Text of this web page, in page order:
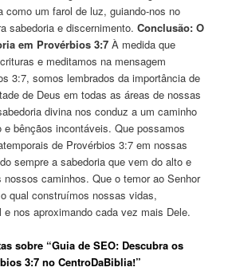
como um farol de luz, guiando-nos no
sabedoria e discernimento.Conclusão: O
em Provérbios 3:7 À medida que
e meditamos na mensagem
3:7, somos lembrados da importância de
de Deus em todas as áreas de nossas
divina nos conduz a um caminho
e bênçãos incontáveis. Que possamos
de Provérbios 3:7 em nossas
sempre a sabedoria que vem do alto e
caminhos. Que o temor ao Senhor
qual construímos nossas vidas,
e nos aproximando cada vez mais Dele.
sobre “Guia de SEO: Descubra os
3:7 no CentroDaBiblia!”